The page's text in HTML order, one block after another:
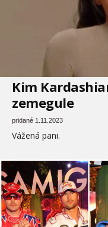
Kim
zemegule
pridané 1.11.2023
Vážená pani.